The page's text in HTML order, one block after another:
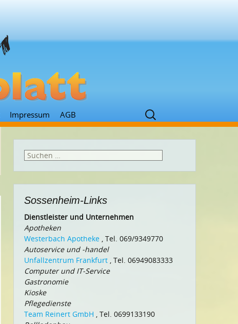
Impressum AGB
Suchen
nach:
Suchen
Sossenheim-Links
Dienstleister und Unternehmen
Apotheken
Westerbach Apotheke , Tel. 069/9349770
Autoservice und -handel
Unfallzentrum Frankfurt , Tel. 06949083333
Computer und IT-Service
Gastronomie
Kioske
Pflegedienste
Team Reinert GmbH , Tel. 0699133190